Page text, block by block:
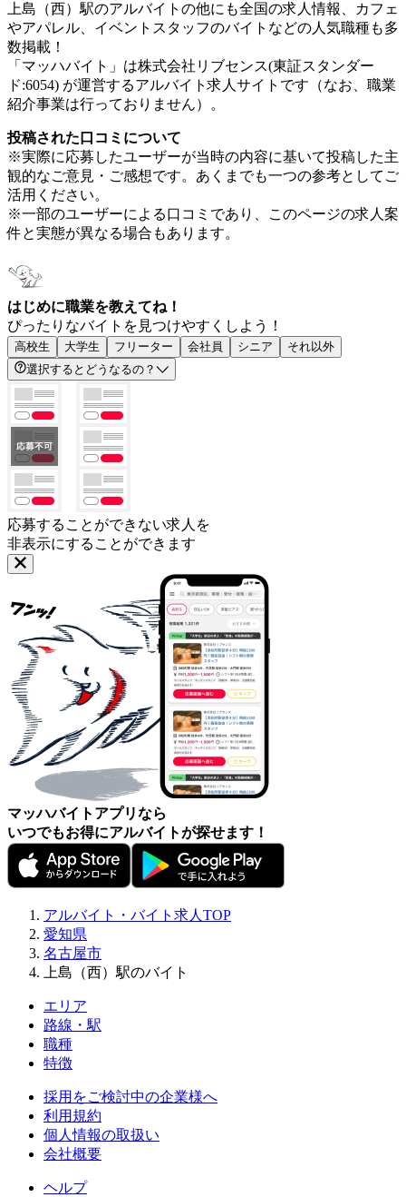
上島（西）駅のアルバイトの他にも全国の求人情報、カフェ
やアパレル、イベントスタッフのバイトなどの人気職種も多
数掲載！
「マッハバイト」は株式会社リブセンス(東証スタンダー
ド:6054) が運営するアルバイト求人サイトです（なお、職業
紹介事業は行っておりません）。
投稿された口コミについて
※実際に応募したユーザーが当時の内容に基いて投稿した主
観的なご意見・ご感想です。あくまでも一つの参考としてご
活用ください。
※一部のユーザーによる口コミであり、このページの求人案
件と実態が異なる場合もあります。
はじめに職業を教えてね！
ぴったりなバイトを見つけやすくしよう！
高校生 大学生 フリーター 会社員 シニア
それ以外
選択するとどうなるの？
応募することができない求人を
非表示にすることができます
マッハバイトアプリなら
いつでもお得にアルバイトが探せます！
アルバイト・バイト求人TOP
愛知県
名古屋市
上島（西）駅のバイト
エリア
路線・駅
職種
特徴
採用をご検討中の企業様へ
利用規約
個人情報の取扱い
会社概要
ヘルプ